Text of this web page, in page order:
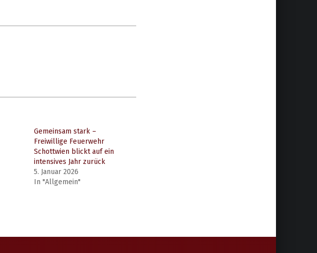
Gemeinsam stark –
Freiwillige Feuerwehr
Schottwien blickt auf ein
intensives Jahr zurück
5. Januar 2026
In "Allgemein"